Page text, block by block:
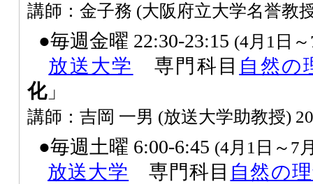
講師：金子務 (大阪府立大学名誉教
●毎週金曜 22:30-23:15 (4月1日
放送大学 専門科目 自然の
化」
講師：吉岡 一男 (放送大学助教授)
●毎週土曜 6:00-6:45 (4月1日～7
放送大学 専門科目 自然の